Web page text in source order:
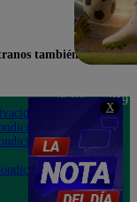
X
también en
Teléfono: 219
Av. San
Felipe 968
Jesús María